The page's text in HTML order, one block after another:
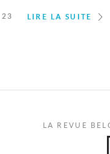
LIRE LA SUITE
LA REVUE